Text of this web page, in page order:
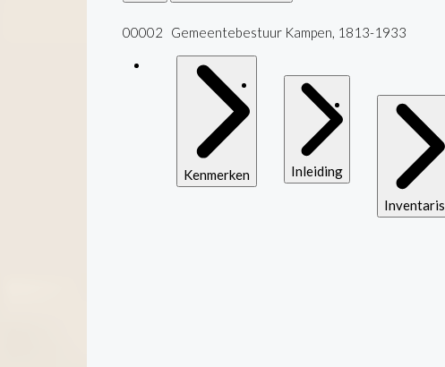
00002 Gemeentebestuur Kampen, 1813-1933
Kenmerken Inleiding
Inventaris